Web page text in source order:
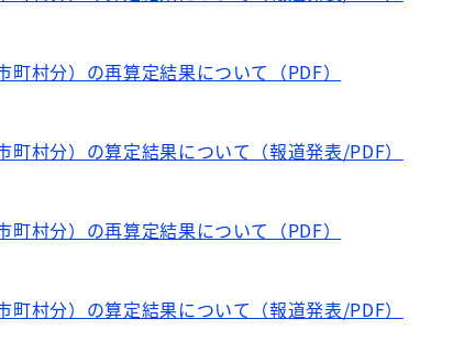
村分）の再算定結果について（PDF）
村分）の算定結果について（報道発表/PDF）
村分）の再算定結果について（PDF）
村分）の算定結果について（報道発表/PDF）